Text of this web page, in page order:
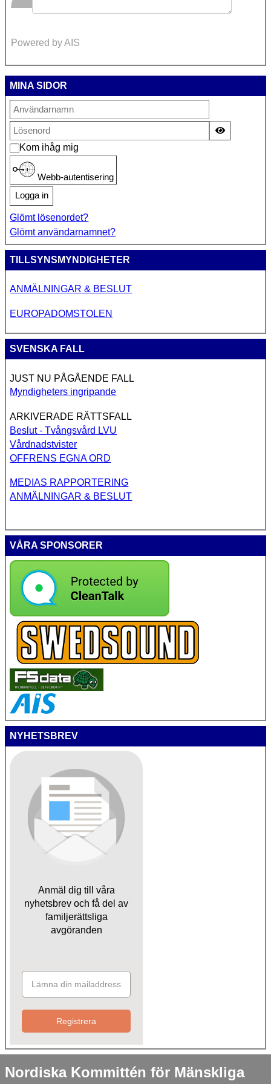
Powered by AIS
MINA SIDOR
Kom ihåg mig
Webb-autentisering
Logga in
Glömt lösenordet?
Glömt användarnamnet?
TILLSYNSMYNDIGHETER
ANMÄLNINGAR & BESLUT
EUROPADOMSTOLEN
SVENSKA FALL
JUST NU PÅGÅENDE FALL
Myndigheters ingripande
ARKIVERADE RÄTTSFALL
Beslut - Tvångsvård LVU
Vårdnadstvister
OFFRENS EGNA ORD
MEDIAS RAPPORTERING
ANMÄLNINGAR & BESLUT
VÅRA SPONSORER
NYHETSBREV
Anmäl dig till våra
nyhetsbrev och få del av
familjerättsliga
avgöranden
Registrera
Nordiska Kommittén för Mänskliga